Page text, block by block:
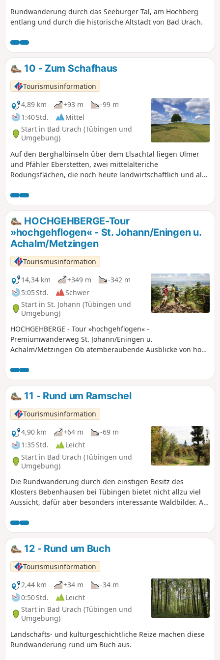
Rundwanderung durch das Seeburger Tal, am Hochberg
entlang und durch die historische Altstadt von Bad Urach.
10 - Zum Schafhaus
Tourismusinformation
4,89 km
+93 m
-99 m
1:40 Std.
Mittel
Start in Bad Urach (Tübingen und
Umgebung)
Auf den Berghalbinseln über dem Elsachtal liegen Ulmer
und Pfähler Eberstetten, zwei mittelalteriche
Rodungsflächen, die noch heute landwirtschaftlich und als
abwechslungsreiche Rundwanderung auf gut ausgebauten
Feld- und Waldwegen. Ungefähr die Hälfte der Route
verläuft im schattigen Hochwald. Steigungen und Gefälle
sind mäßig.
HOCHGEHBERGE-Tour
»hochgehflogen« - St. Johann/Eningen u.
Achalm/Metzingen
Tourismusinformation
14,34 km
+349 m
-342 m
5:05 Std.
Schwer
Start in St. Johann (Tübingen und
Umgebung)
HOCHGEHBERGE - Tour »hochgehflogen« -
Premiumwanderweg St. Johann/Eningen u.
Achalm/Metzingen Ob atemberaubende Ausblicke von hoch
beim Höhenflug zuschauen – der Wanderweg
»hochgehflogen« ist der Weg zu geh‘n.
11 - Rund um Ramschel
Tourismusinformation
4,90 km
+64 m
-69 m
1:35 Std.
Leicht
Start in Bad Urach (Tübingen und
Umgebung)
Die Rundwanderung durch den einstigen Besitz des
Klosters Bebenhausen bei Tübingen bietet nicht allzu viel
Aussicht, dafür aber besonders interessante Waldbilder. An
Schatten. Die Wege sind auch bei feuchter Witterung
bequem zu begehen und größere Steigungen gilt es nicht
zu überwinden.
12 - Rund um Buch
Tourismusinformation
2,44 km
+34 m
-34 m
0:50 Std.
Leicht
Start in Bad Urach (Tübingen und
Umgebung)
Landschafts- und kulturgeschichtliche Reize machen diese
Rundwanderung rund um Buch aus.